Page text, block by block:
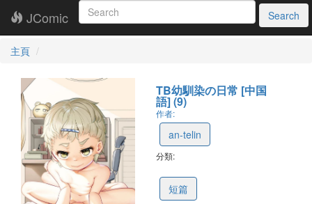
JComic Search
主頁
TB幼馴染の日常 [中国
語] (9)
作者:
an-telin
分類:
短篇